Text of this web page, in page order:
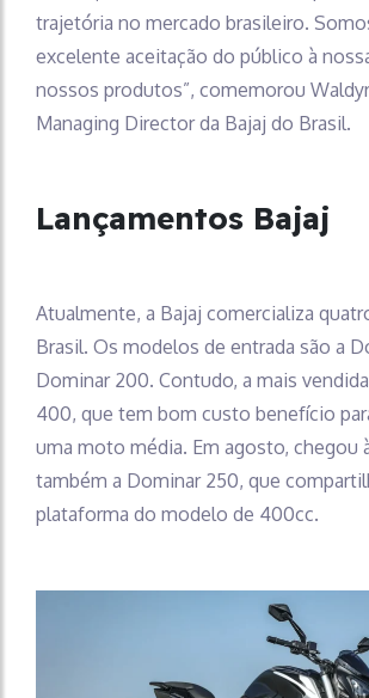
trajetória no mercado brasileiro.
excelente aceitação do público à
nossos produtos”, comemorou
Managing Director da Bajaj do Brasil.
Lançamentos Bajaj
Atualmente, a Bajaj comercializa
Brasil. Os modelos de entrada são a
Dominar 200. Contudo, a mais
400, que tem bom custo benefício
uma moto média. Em agosto, chegou
também a Dominar 250, que
plataforma do modelo de 400cc.